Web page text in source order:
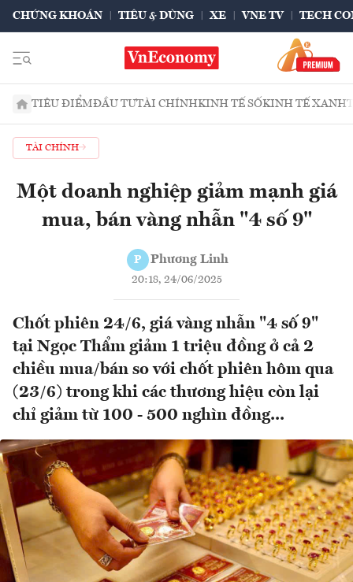
CHỨNG KHOÁN TIÊU & DÙNG XE VNE TV TECH
TIÊU ĐIỂMĐẦU TƯTÀI CHÍNHKINH TẾ SỐKINH TẾ XANH
TÀI CHÍNH
Một doanh nghiệp giảm mạnh giá
mua, bán vàng nhẫn "4 số 9"
P Phương Linh
20:18, 24/06/2025
Chốt phiên 24/6, giá vàng nhẫn "4 số 9"
tại Ngọc Thẩm giảm 1 triệu đồng ở cả 2
chiều mua/bán so với chốt phiên hôm qua
(23/6) trong khi các thương hiệu còn lại
chỉ giảm từ 100 - 500 nghìn đồng...